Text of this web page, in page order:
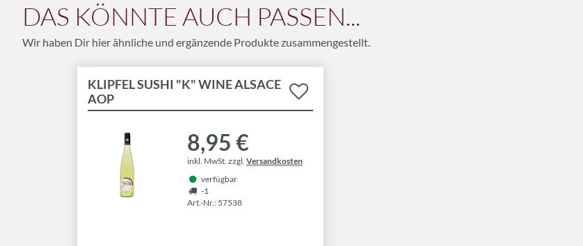
DAS KÖNNTE AUCH PASSEN...
Wir haben Dir hier ähnliche und ergänzende Produkte zusammengestellt.
KLIPFEL SUSHI "K" WINE ALSACE
AOP
8,95 €
inkl. MwSt. zzgl. Versandkosten
verfügbar
-1
Art.-Nr.: 57538